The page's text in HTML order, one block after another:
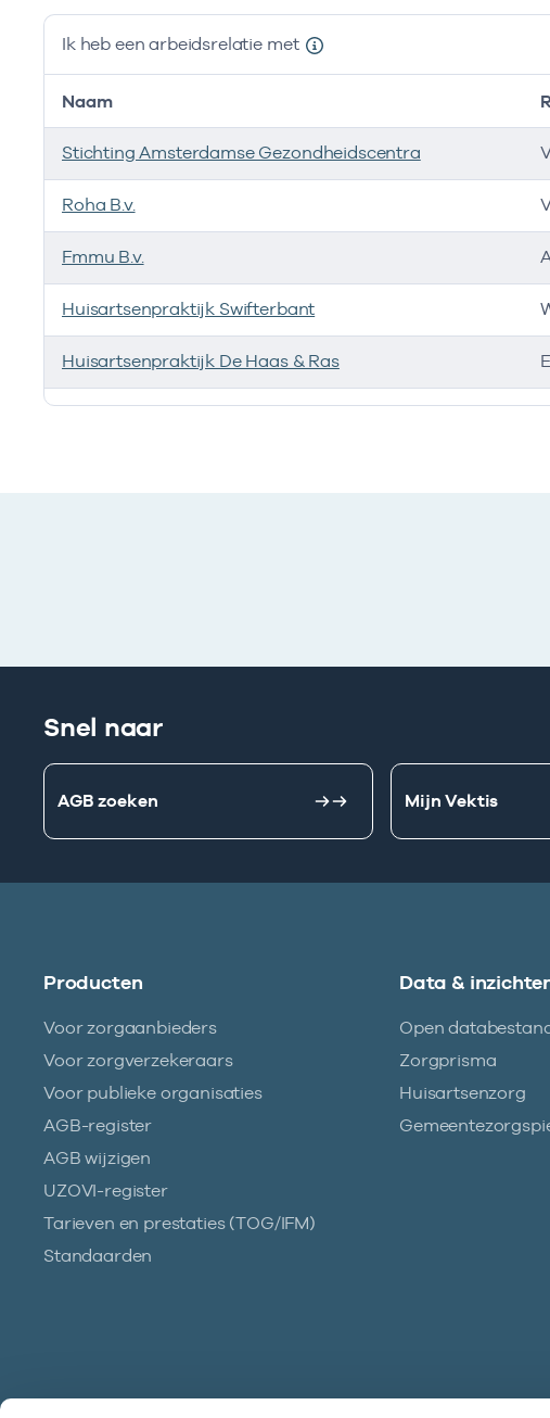
Ik heb een arbeidsrelatie met
Ik heb een arbeidsrelatie met
Naam
Stichting Amsterdamse Gezondheidscentra
Roha B.v.
Fmmu B.v.
Huisartsenpraktijk Swifterbant
Huisartsenpraktijk De Haas & Ras
Snel naar
AGB zoeken Mijn Vektis
Producten
Voor zorgaanbieders
Voor zorgverzekeraars
Voor publieke organisaties
AGB-register
AGB wijzigen
UZOVI-register
Tarieven en prestaties (TOG/IFM)
Standaarden
Data &
Open
Zorgprisma
Huisartsenzorg